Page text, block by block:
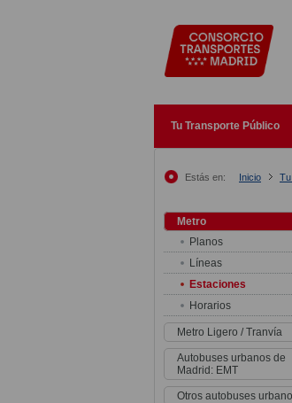
Tu Transporte Público
Estás en: Inicio
Metro
Planos
Líneas
Estaciones
Horarios
Metro Ligero / Tranvía
Autobuses urbanos de
Madrid: EMT
Otros autobuses